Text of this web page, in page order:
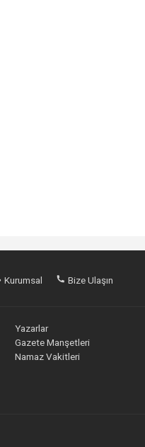
Kurumsal Bize Ulaşın
Yazarlar
Gazete Manşetleri
Namaz Vakitleri